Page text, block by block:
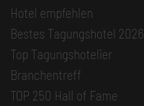
Hotel empfehlen
Bestes Tagungshotel 2026
Top Tagungshotelier
Branchentreff
TOP 250 Hall of Fame